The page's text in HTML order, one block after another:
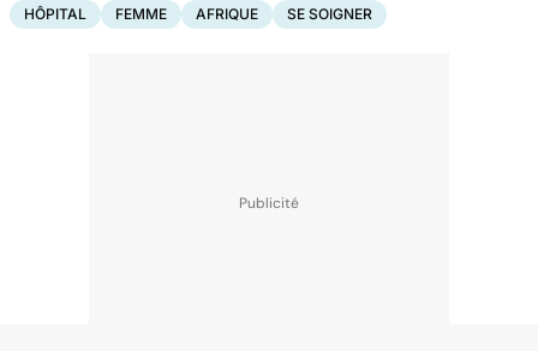
HÔPITAL FEMME AFRIQUE SE SOIGNER